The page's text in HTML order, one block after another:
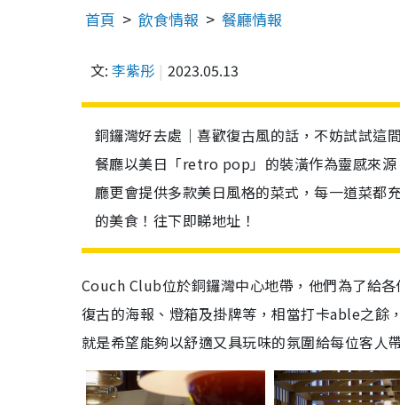
首頁 飲食情報 餐廳情報
文: 李紫彤 2023.05.13
銅鑼灣好去處｜喜歡復古風的話，不妨試試這
餐廳以美日「retro pop」的裝潢作為靈感來
廳更會提供多款美日風格的菜式，每一道菜都
的美食！往下即睇地址！
Couch Club位於銅鑼灣中心地帶，他們為了給
復古的海報、燈箱及掛牌等，相當打卡able之
就是希望能夠以舒適又具玩味的氛圍給每位客人